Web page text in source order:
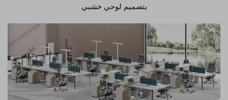
بتصميم لوحي خشبي